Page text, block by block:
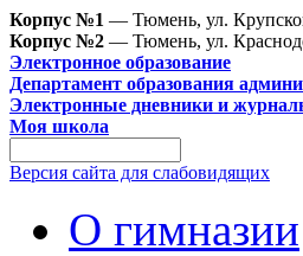
Корпус №1 — Тюмень, ул.
Корпус №2 — Тюмень, ул.
Электронное образование
Департамент образования
Электронные дневники и
Моя школа
Версия сайта для слабовидящих
О гимназии